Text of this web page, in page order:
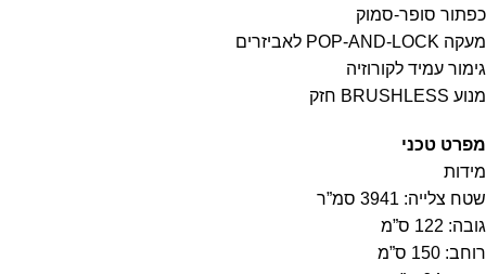
כפתור סופר-סמוק
מעקה POP-AND-LOCK לאביזרים
גימור עמיד לקורוזיה
מנוע BRUSHLESS חזק
מפרט טכני
מידות
שטח צלייה: 3941 סמ”ר
גובה: 122 ס”מ
רוחב: 150 ס”מ